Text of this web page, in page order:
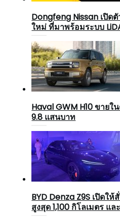
Dongfeng Nissan เปิด
ใหม่ ที่มาพร้อมระบบ
Haval GWM H10 ขายใ
9.8 แสนบาท
BYD Denza Z9S เปิดใ
สูงสุด 1,100 กิโลเมตร แ